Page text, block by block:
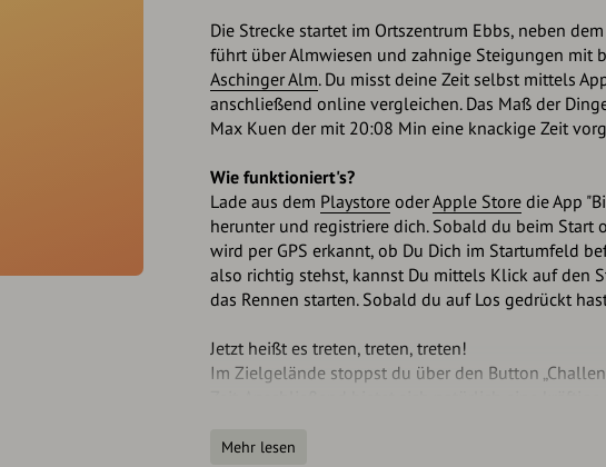
Die Strecke startet im Ortszentrum Ebbs, neben
führt über Almwiesen und zahnige Steigungen mit
Aschinger Alm. Du misst deine Zeit selbst mittels
anschließend online vergleichen. Das Maß der
Max Kuen der mit 20:08 Min eine knackige Zeit
Wie funktioniert's?
Lade aus dem Playstore oderApple Store die App
herunter und registriere dich. Sobald du beim Start
wird per GPS erkannt, ob Du Dich im Startumfeld
also richtig stehst, kannst Du mittels Klick auf den
das Rennen starten. Sobald du auf Los gedrückt
Jetzt heißt es treten, treten, treten!
Im Zielgelände stoppst du über den Button
Mehr lesen